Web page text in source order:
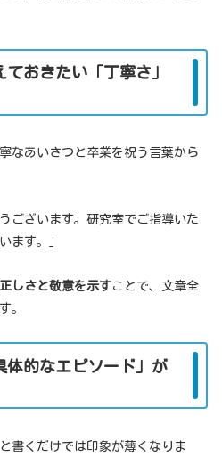
おきたい「丁寧さ」
なあいさつと卒業を祝う言葉から
ございます。研究室でご指導いた
ます。」
しさと敬意を示すことで、文章全
。
体的なエピソード」が
書くだけでは印象が薄くなりま